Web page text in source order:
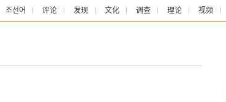
조선어 评论 发现 文化 调查 理论 视频